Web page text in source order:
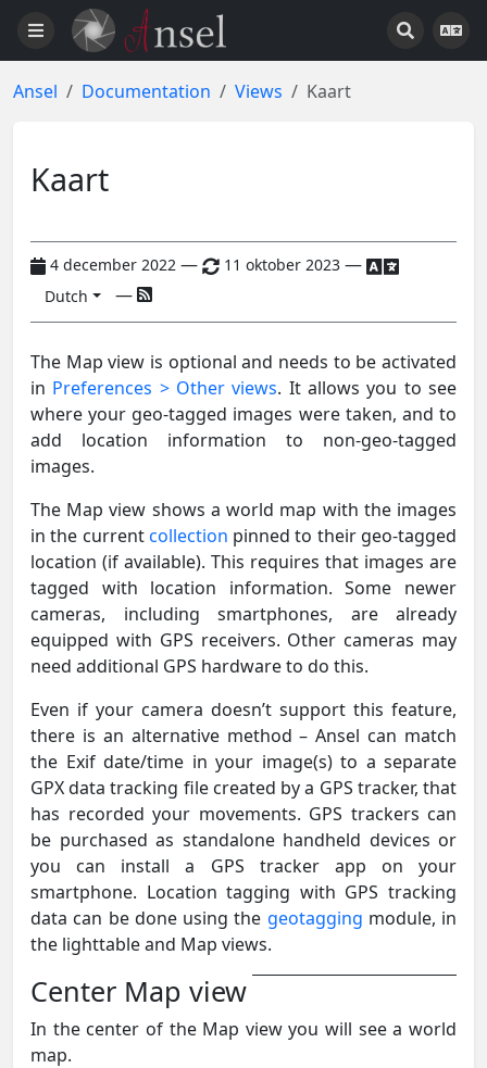
Ansel Documentation Views Kaart
Kaart
4 december 2022 — 11 oktober 2023 —
Dutch —
The Map view is optional and needs to be activated
in Preferences > Other views. It allows you to see
where your geo-tagged images were taken, and to
add location information to non-geo-tagged
images.
The Map view shows a world map with the images
in the currentcollection pinned to their geo-tagged
location (if available). This requires that images are
tagged with location information. Some newer
cameras, including smartphones, are already
equipped with GPS receivers. Other cameras may
need additional GPS hardware to do this.
Even if your camera doesn’t support this feature,
there is an alternative method – Ansel can match
the Exif date/time in your image(s) to a separate
GPX data tracking file created by a GPS tracker, that
has recorded your movements. GPS trackers can
be purchased as standalone handheld devices or
you can install a GPS tracker app on your
smartphone. Location tagging with GPS tracking
data can be done using the geotagging module, in
the lighttable and Map views.
Center Map view
In the center of the Map view you will see a world
map.